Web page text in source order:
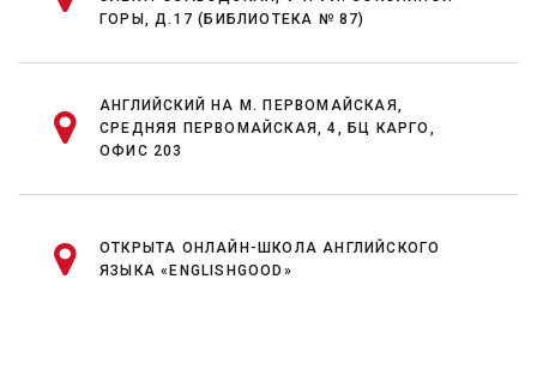
ГОРЫ, Д.17 (БИБЛИОТЕКА № 87)
АНГЛИЙСКИЙ НА М. ПЕРВОМАЙСКАЯ,
СРЕДНЯЯ ПЕРВОМАЙСКАЯ, 4, БЦ КАРГО,
ОФИС 203
ОТКРЫТА ОНЛАЙН-ШКОЛА АНГЛИЙСКОГО
ЯЗЫКА «ENGLISHGOOD»